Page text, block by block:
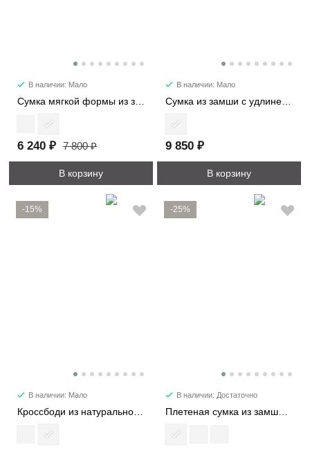
В наличии: Мало
6 240 ₽ 7 800 ₽
В корзину
В наличии: Мало
9 850 ₽
В корзину
-15%
В наличии: Мало
Кроссбоди из натуральной замши 3596
-25%
В наличии: Достаточно
Плетеная сумка из замши 1376